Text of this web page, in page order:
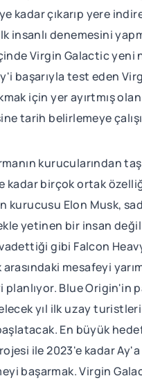
kadar çıkarıp yere
insanlı denemesini
Virgin Galactic yeni
başarıyla test eden
için yer ayırtmış
tarih belirlemeye
kurucularından
kadar birçok ortak
kurucusu Elon Musk,
yetinen bir insan
gibi Falcon
arasındaki mesafeyi
planlıyor. Blue Origin'in
yıl ilk uzay
En büyük
ile 2023'e kadar
başarmak. Virgin